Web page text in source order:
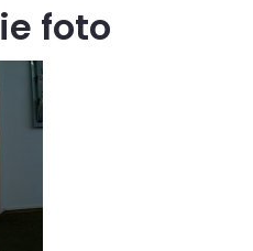
foto